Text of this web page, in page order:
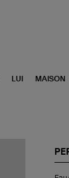
LUI MAISON